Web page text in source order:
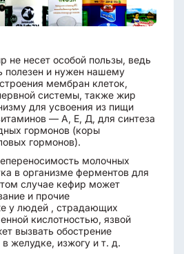
не несет особой пользы, ведь
полезен и нужен нашему
мембран клеток,
системы, также жир
для усвоения из пищи
— А, Е, Д, для синтеза
гормонов (коры
гормонов).
молочных
в организме ферментов для
случае кефир может
и прочие
у людей , страдающих
кислотностью, язвой
вызвать обострение
желудке, изжогу и т. д.